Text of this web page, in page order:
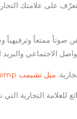
على علامتك
صوتاً ممتعاً وترفيهياً
الاجتماعي والبريد
ميل تشيمب
التجارية التي